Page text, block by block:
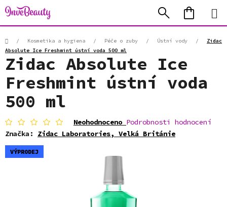
Přejít
na
obsah
Hledat
KOŠÍK
Domů/ Kosmetika a hygiena / Péče o zuby / Ústní vody /
Zidac
Absolute Ice Freshmint ústní voda 500 ml
Zidac Absolute Ice
Freshmint ústní voda
500 ml
Průměrné
hodnocení
produktu
hvězdiček.
Neohodnoceno Podrobnosti hodnocení
Značka: Zidac Laboratories, Velká Británie
VÝPRODEJ